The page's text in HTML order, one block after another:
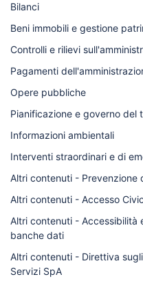
Bilanci
Beni immobili e gestione
Controlli e rilievi
Pagamenti
Opere pubbliche
Pianificazione e governo del
Informazioni ambientali
Interventi straordinari e di
Altri contenuti - Prevenzione
Altri contenuti - Accesso
Altri contenuti - Accessibilità
banche dati
Altri contenuti - Direttiva
Servizi SpA